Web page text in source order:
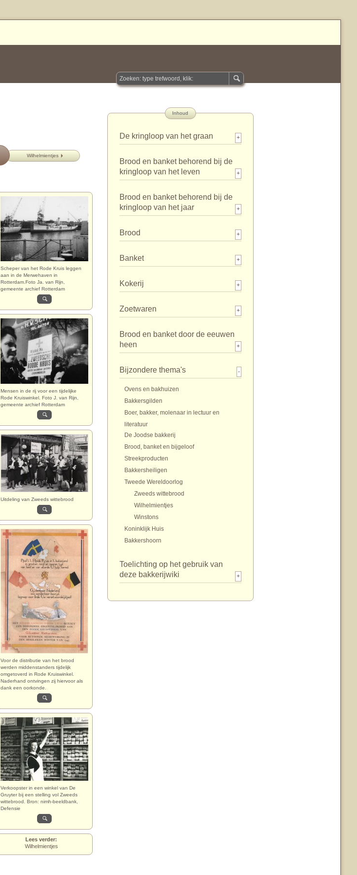
Wilhelmientjes
Scheper van het Rode Kruis leggen
aan in de Merwehaven in
Rotterdam.Foto Ja. van Rijn,
gemeente archief Rotterdam
Mensen in de rij voor een tijdelijke
Rode Kruiswinkel. Foto J. van Rijn,
gemeente archief Rotterdam
Uitdeling van Zweeds wittebrood
Voor de distributie van het brood
werden middenstanders tijdelijk
omgetoverd in Rode Kruiswinkel.
Naderhand ontvingen zij hiervoor als
dank een oorkonde.
Verkoopster in een winkel van De
Gruyter bij een stelling vol Zweeds
wittebrood. Bron: nimh-beeldbank,
Defensie
Lees verder:
Wilhelmientjes
Inhoud
De kringloop van het graan +
Brood en banket behorend bij de
kringloop van het leven
+
Brood en banket behorend bij de
kringloop van het jaar
+
Brood +
Banket +
Kokerij +
Zoetwaren +
Brood en banket door de eeuwen
heen
+
Bijzondere thema's -
Ovens en bakhuizen
Bakkersgilden
Boer, bakker, molenaar in lectuur en
literatuur
De Joodse bakkerij
Brood, banket en bijgeloof
Streekproducten
Bakkersheiligen
Tweede Wereldoorlog
Zweeds wittebrood
Wilhelmientjes
Winstons
Koninklijk Huis
Bakkershoorn
Toelichting op het gebruik van
deze bakkerijwiki
+